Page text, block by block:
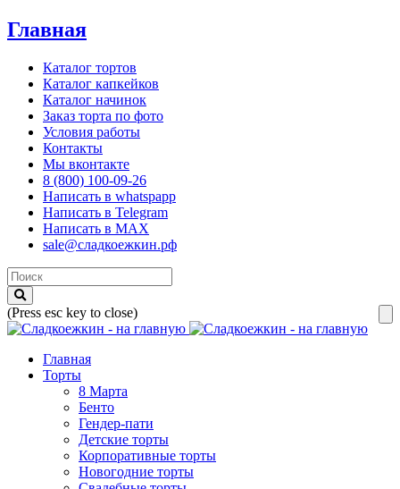
Главная
Каталог тортов
Каталог капкейков
Каталог начинок
Заказ торта по фото
Условия работы
Контакты
Мы вконтакте
8 (800) 100-09-26
Написать в whatspapp
Написать в Telegram
Написать в MAX
sale@сладкоежкин.рф
(Press esc key to close)
Главная
Торты
8 Марта
Бенто
Гендер-пати
Детские торты
Корпоративные торты
Новогодние торты